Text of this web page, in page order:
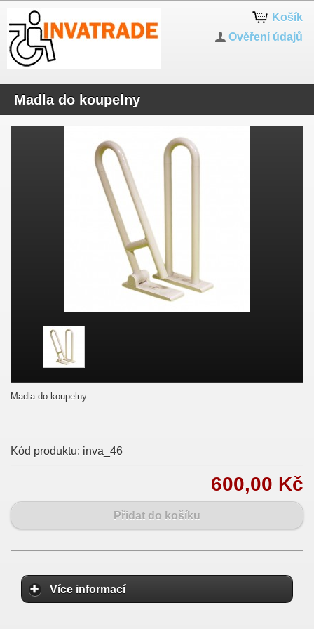
Košík
Ověření údajů
Madla do koupelny
Madla do koupelny
Kód produktu: inva_46
600,00 Kč
Přidat do košíku
Více informací